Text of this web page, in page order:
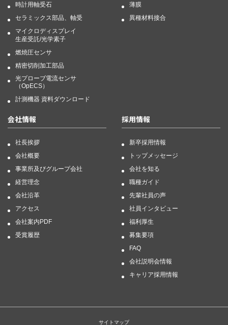
時計用軸受石
セラミックス部品、軸受
マイクロディスプレイ
生産受託/光学素子
燃焼圧センサ
精密切削加工部品
光プローブ電流センサ
（OpECS）
計測機器 資料ダウンロード
薄膜
異種材料接合
会社情報
社長挨拶
会社概要
事業所及びグループ会社
経営理念
会社沿革
アクセス
会社案内PDF
受賞履歴
採用情報
新卒採用情報
トップメッセージ
会社を知る
職種ガイド
先輩社員の声
社員インタビュー
福利厚生
募集要項
FAQ
会社説明会情報
キャリア採用情報
サイトマップ